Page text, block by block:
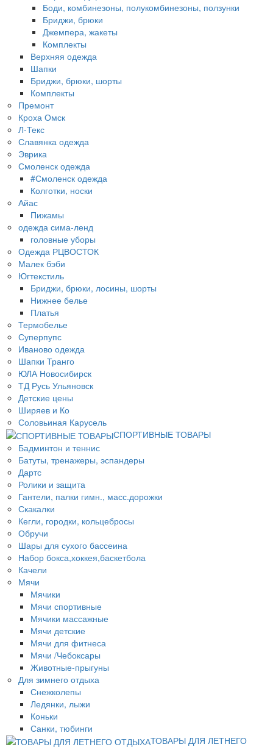
Боди, комбинезоны, полукомбинезоны, ползунки
Бриджи, брюки
Джемпера, жакеты
Комплекты
Верхняя одежда
Шапки
Бриджи, брюки, шорты
Комплекты
Премонт
Кроха Омск
Л-Текс
Славянка одежда
Эврика
Смоленск одежда
#Смоленск одежда
Колготки, носки
Айас
Пижамы
одежда сима-ленд
головные уборы
Одежда РЦВОСТОК
Малек бэби
Югтекстиль
Бриджи, брюки, лосины, шорты
Нижнее белье
Платья
Термобелье
Суперпупс
Иваново одежда
Шапки Транго
ЮЛА Новосибирск
ТД Русь Ульяновск
Детские цены
Ширяев и Ко
Соловьиная Карусель
СПОРТИВНЫЕ ТОВАРЫ
Бадминтон и теннис
Батуты, тренажеры, эспандеры
Дартс
Ролики и защита
Гантели, палки гимн., масс.дорожки
Скакалки
Кегли, городки, кольцебросы
Обручи
Шары для сухого бассеина
Набор бокса,хоккея,баскетбола
Качели
Мячи
Мячики
Мячи спортивные
Мячики массажные
Мячи детские
Мячи для фитнеса
Мячи /Чебоксары
Животные-прыгуны
Для зимнего отдыха
Снежколепы
Ледянки, лыжи
Коньки
Санки, тюбинги
ТОВАРЫ ДЛЯ ЛЕТНЕГО